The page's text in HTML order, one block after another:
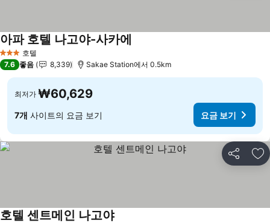
3 성급 호텔
아파 호텔 나고야-사카에
7.6 좋음 8,339 Sakae Station에서 0.5km
최저가 ₩60,629
7개 사이트의 요금 보기 요금 보기
공유 즐
호텔 센트메인 나고야